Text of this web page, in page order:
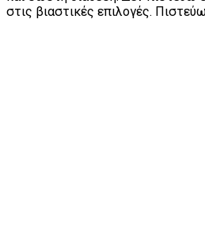
στις βιαστικές επιλογές.